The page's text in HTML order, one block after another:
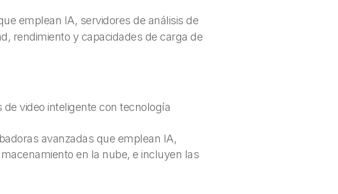
emplean IA, servidores de análisis de
rendimiento y capacidades de carga de
video inteligente con tecnología
avanzadas que emplean IA,
en la nube, e incluyen las